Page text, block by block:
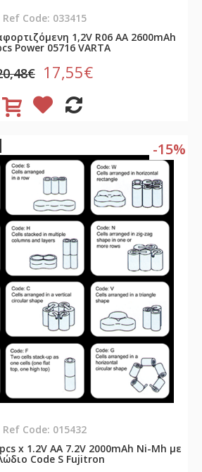
Ref Code: 033415
1,2V R06 AA 2600mAh
Power 05716 VARTA
17,55€
-15%
Ref Code: 015432
x 1.2V AA 7.2V 2000mAh Ni-Mh με
Code S Fujitron